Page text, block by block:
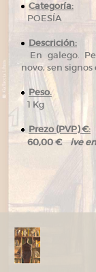
Categoría:
POESÍA
Descrición:
En galego.
novo, sen signos
Peso.
1 Kg
Prezo (PVP) €:
60,00 €ive